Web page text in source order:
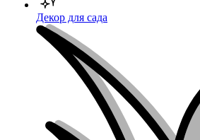
Декор для сада